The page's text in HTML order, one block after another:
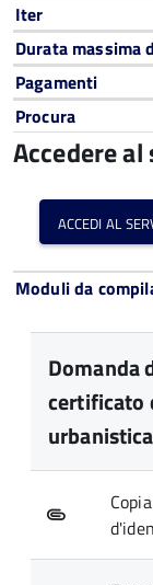
Iter
Durata massima
Pagamenti
Procura
Accedere
accedi al
Moduli da
Domanda
certificato